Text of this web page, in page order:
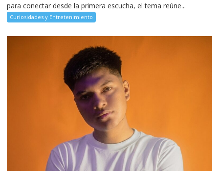
para conectar desde la primera escucha, el tema reúne...
Curiosidades y Entretenimiento